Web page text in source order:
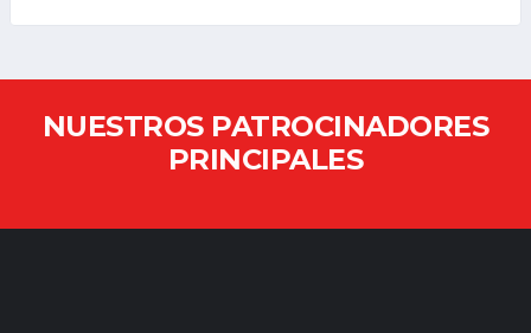
NUESTROS PATROCINADORES
PRINCIPALES